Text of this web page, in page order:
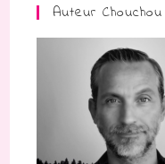
Auteur Chouchou